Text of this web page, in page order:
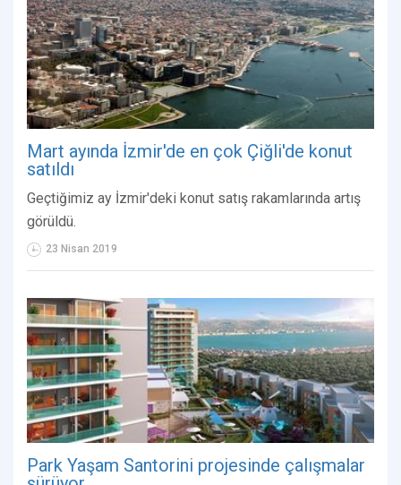
Mart ayında İzmir'de en çok Çiğli'de konut
satıldı
Geçtiğimiz ay İzmir'deki konut satış rakamlarında artış
görüldü.
23 Nisan 2019
Park Yaşam Santorini projesinde çalışmalar